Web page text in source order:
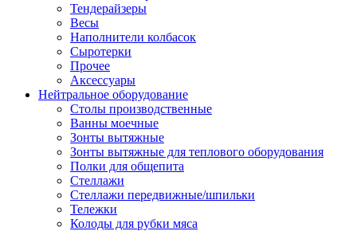
Тендерайзеры
Весы
Наполнители колбасок
Сыротерки
Прочее
Аксессуары
Нейтральное оборудование
Столы производственные
Ванны моечные
Зонты вытяжные
Зонты вытяжные для теплового оборудования
Полки для общепита
Стеллажи
Стеллажи передвижные/шпильки
Тележки
Колоды для рубки мяса